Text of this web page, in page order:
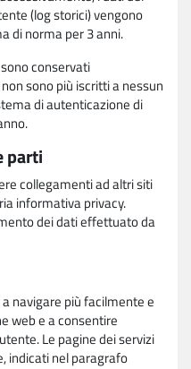
(log storici) vengono
di norma per 3 anni.
conservati
sono più iscritti a nessun
di autenticazione di
parti
collegamenti ad altri siti
informativa privacy.
dei dati effettuato da
navigare più facilmente e
web e a consentire
Le pagine dei servizi
indicati nel paragrafo